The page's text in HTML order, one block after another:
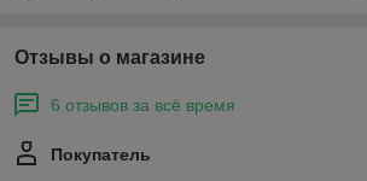
Отзывы о магазине
6 отзывов за всё время
Покупатель